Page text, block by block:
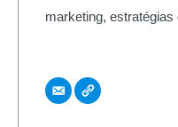
marketing,